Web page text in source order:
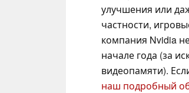
улучшения или
частности,
компания Nvidia
начале года (за
видеопамяти).
наш подробный